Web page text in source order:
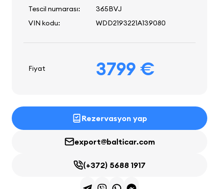
Tescil numarası:
365BVJ
VIN kodu:
WDD2193221A139080
Fiyat 3799 €
Rezervasyon yap
export@balticar.com
(+372) 5688 1917